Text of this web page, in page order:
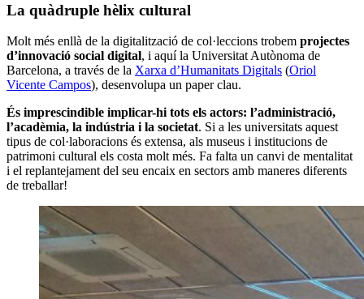
La quàdruple hèlix cultural
Molt més enllà de la digitalització de col·leccions trobem projectes
d’innovació social digital, i aquí la Universitat Autònoma de
Barcelona, a través de la Xarxa d’Humanitats Digitals (Oriol
Vicente Campos), desenvolupa un paper clau.
És imprescindible implicar-hi tots els actors: l’administració,
l’acadèmia, la indústria i la societat. Si a les universitats aquest
tipus de col·laboracions és extensa, als museus i institucions de
patrimoni cultural els costa molt més. Fa falta un canvi de mentalitat
i el replantejament del seu encaix en sectors amb maneres diferents
de treballar!